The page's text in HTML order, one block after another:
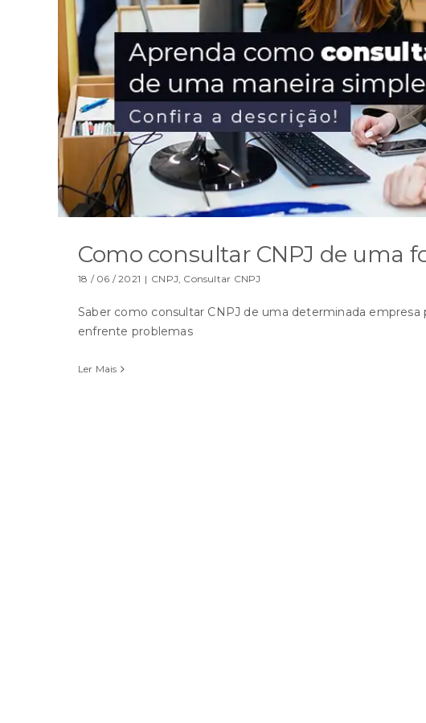
Como consultar CNPJ de uma
18 / 06 / 2021 | CNPJ, Consultar CNPJ
Saber como consultar CNPJ de uma determinada
enfrente problemas
Ler Mais